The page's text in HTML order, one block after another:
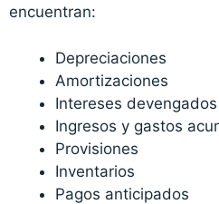
encuentran:
Depreciaciones
Amortizaciones
Intereses devengados
Ingresos y gastos
Provisiones
Inventarios
Pagos anticipados